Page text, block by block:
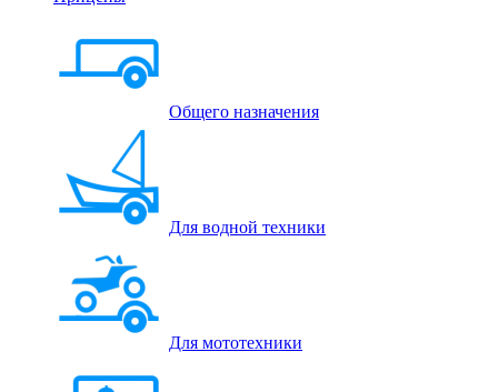
Общего назначения
Для водной техники
Для мототехники